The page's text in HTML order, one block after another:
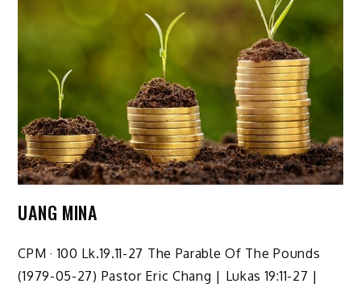
UANG MINA
CPM · 100 Lk.19.11-27 The Parable Of The Pounds
(1979-05-27) Pastor Eric Chang | Lukas 19:11-27 |